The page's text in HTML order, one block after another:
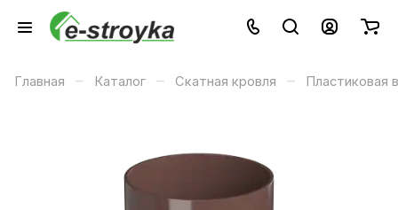
Главная – Каталог – Скатная кровля – Пластиковая